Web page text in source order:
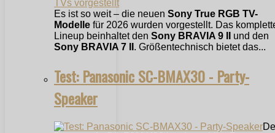
Es ist so weit – die neuen Sony True RGB TV-
Modelle für 2026 wurden vorgestellt. Das
Lineup beinhaltet den Sony BRAVIA 9 II
und den
Sony BRAVIA 7 II . Größentechnisch bietet das...
Test: Panasonic SC-BMAX30 - Party-
Speaker